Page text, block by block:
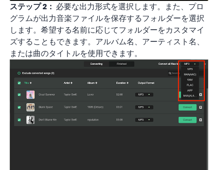
ステップ 2： 必要な出力形式を選択します。また、プロ
グラムが出力音楽ファイルを保存するフォルダーを選択
します。希望する名前に応じてフォルダーをカスタマイ
ズすることもできます。アルバム名、アーティスト名、
または曲のタイトルを使用できます。